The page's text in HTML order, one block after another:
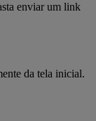
enviar um link
da tela inicial.